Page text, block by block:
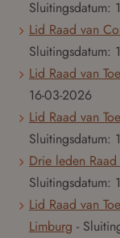
Sluitingsdatum:
Lid Raad van
Sluitingsdatum:
Lid Raad van
16-03-2026
Lid Raad van
Sluitingsdatum:
Drie leden
Sluitingsdatum:
Lid Raad van
Limburg -